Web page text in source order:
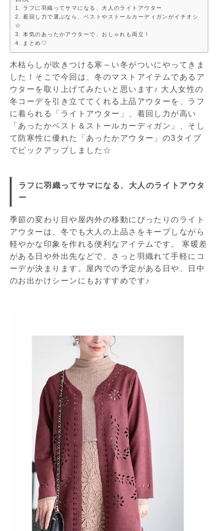
ラフに羽織ってサマになる、大人のライトアウター
着回し力で選ぶなら、ベストやストールカーディガンがイチオシ
☆
本気のあったかアウターで、おしゃれも両立！
まとめ♡
木枯らしが吹きつける寒～い冬がついにやってきま
した！そこで今回は、冬のマストアイテムであるア
ウターを取り上げてみたいと思います♪ 大人女性の
冬コーデを引き立ててくれる上品アウターを、ラフ
に着られる「ライトアウター」、着回し力が高い
「あったかベスト＆ストールカーディガン」、そし
て防寒性に優れた「あったかアウター」の3タイプ
でピックアップしました☆
ラフに羽織ってサマになる、大人のライトアウタ
ー
季節の変わり目や屋内外の移動にぴったりのライト
アウターは、冬でも大人の上品さをキープしながら
軽やかな印象を作れる便利なアイテムです。 寒暖差
がある日や外出先などで、さっと羽織れて手軽にコ
ーデが決まります。屋内での予定がある日や、日中
のお出かけシーンにもおすすめです♪